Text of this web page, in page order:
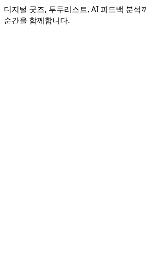
디지털 굿즈, 투두리스트, AI 피드백 분
순간을 함께합니다.